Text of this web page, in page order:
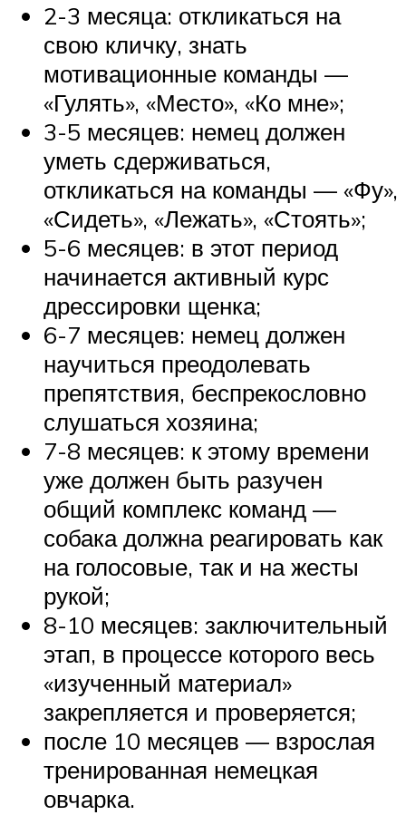
2-3 месяца: откликаться на
свою кличку, знать
мотивационные команды —
«Гулять», «Место», «Ко мне»;
3-5 месяцев: немец должен
уметь сдерживаться,
откликаться на команды — «Фу»,
«Сидеть», «Лежать», «Стоять»;
5-6 месяцев: в этот период
начинается активный курс
дрессировки щенка;
6-7 месяцев: немец должен
научиться преодолевать
препятствия, беспрекословно
слушаться хозяина;
7-8 месяцев: к этому времени
уже должен быть разучен
общий комплекс команд —
собака должна реагировать как
на голосовые, так и на жесты
рукой;
8-10 месяцев: заключительный
этап, в процессе которого весь
«изученный материал»
закрепляется и проверяется;
после 10 месяцев — взрослая
тренированная немецкая
овчарка.